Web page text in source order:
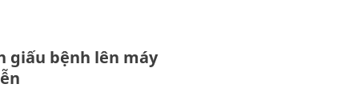
giấu bệnh lên máy